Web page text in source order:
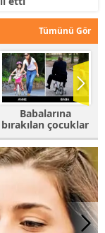
Tümünü Gör
Fotoğrafı
trolleyen
hayvanlar